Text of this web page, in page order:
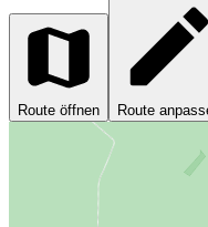
Route öffnen Route